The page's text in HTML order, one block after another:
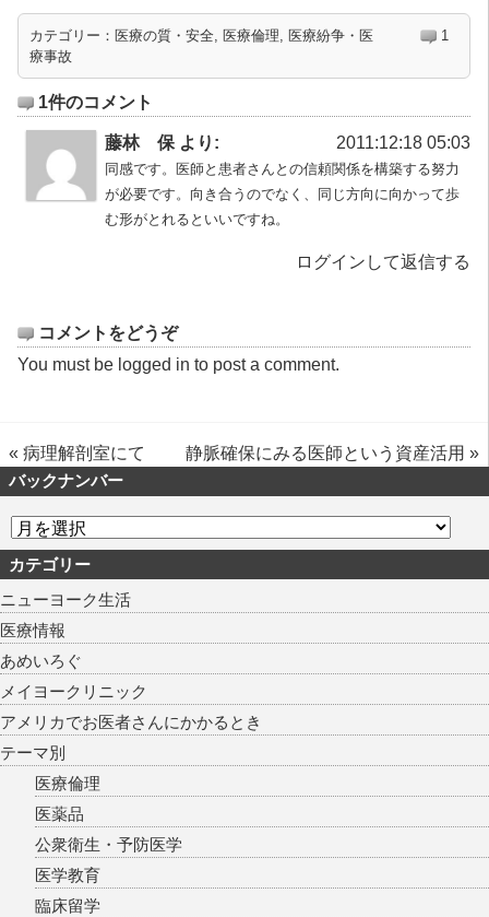
カテゴリー： 医療の質・安全, 医療倫理, 医療紛争・医
療事故
1
1件のコメント
藤林 保 より: 2011:12:18 05:03
同感です。医師と患者さんとの信頼関係を構築する努力
が必要です。向き合うのでなく、同じ方向に向かって歩
む形がとれるといいですね。
ログインして返信する
コメントをどうぞ
You must be logged in to post a comment.
« 病理解剖室にて 静脈確保にみる医師という資産活用 »
バックナンバー
カテゴリー
ニューヨーク生活
医療情報
あめいろぐ
メイヨークリニック
アメリカでお医者さんにかかるとき
テーマ別
医療倫理
医薬品
公衆衛生・予防医学
医学教育
臨床留学